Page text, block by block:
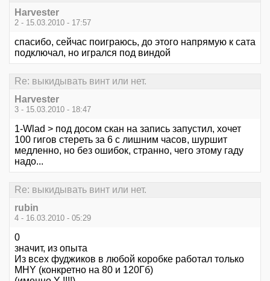
Harvester
2 - 15.03.2010 - 17:57
спасибо, сейчас поиграюсь, до этого напрямую к сата
подключал, но игрался под виндой
Re: выкидывать винт или нет.
Harvester
3 - 15.03.2010 - 18:47
1-Wlad > под досом скан на запись запустил, хочет
100 гигов стереть за 6 с лишним часов, шуршит
медленно, но без ошибок, странно, чего этому гаду
надо...
Re: выкидывать винт или нет.
rubin
4 - 16.03.2010 - 05:29
0
значит, из опыта
Из всех фуджиков в любой коробке работал только
MHY (конкретно на 80 и 120Гб)